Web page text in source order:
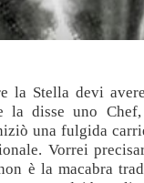
la Stella devi
la disse uno
una fulgida
. Vorrei
è la macabra